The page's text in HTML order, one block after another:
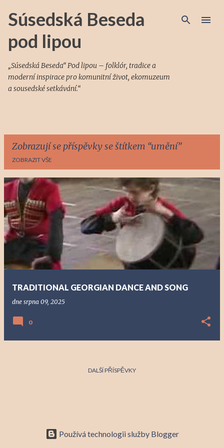
Přeskočit na hlavní obsah
Súsedská Beseda
pod lipou
„Súsedská Beseda“ Pod lipou – folklór, tradice a
moderní inspirace pro komunitní život, ekomuzeum
a sousedské setkávání.“
Zobrazují se příspěvky se štítkem umění
ZOBRAZIT VŠE
ř
s
ě
TRADITIONAL GEORGIAN DANCE AND SONG
dne srpna 09, 2025
0
DALŠÍ PŘÍSPĚVKY
Používá technologii služby Blogger